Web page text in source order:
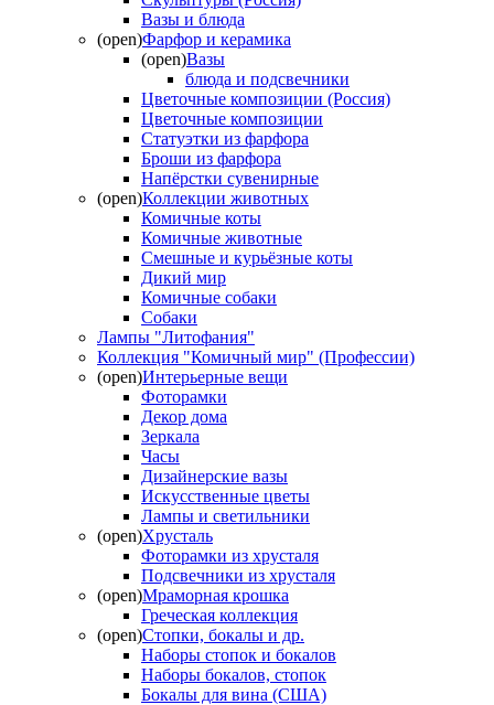
Вазы и блюда
(open)Фарфор и керамика
(open)Вазы
блюда и подсвечники
Цветочные композиции (Россия)
Цветочные композиции
Статуэтки из фарфора
Броши из фарфора
Напёрстки сувенирные
(open)Коллекции животных
Комичные коты
Комичные животные
Смешные и курьёзные коты
Дикий мир
Комичные собаки
Собаки
Лампы "Литофания"
Коллекция "Комичный мир" (Профессии)
(open)Интерьерные вещи
Фоторамки
Декор дома
Зеркала
Часы
Дизайнерские вазы
Искусственные цветы
Лампы и светильники
(open)Хрусталь
Фоторамки из хрусталя
Подсвечники из хрусталя
(open)Мраморная крошка
Греческая коллекция
(open)Стопки, бокалы и др.
Наборы стопок и бокалов
Наборы бокалов, стопок
Бокалы для вина (США)